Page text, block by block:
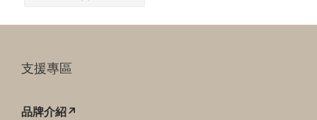
支援專區
品牌介紹↗